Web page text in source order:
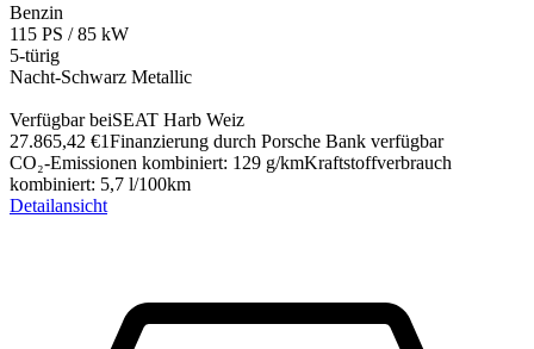
Benzin
115 PS / 85 kW
5-türig
Nacht-Schwarz Metallic
Verfügbar beiSEAT Harb Weiz
27.865,42 €1Finanzierung durch Porsche Bank verfügbar
CO₂-Emissionen kombiniert: 129 g/kmKraftstoffverbrauch
kombiniert: 5,7 l/100km
Detailansicht